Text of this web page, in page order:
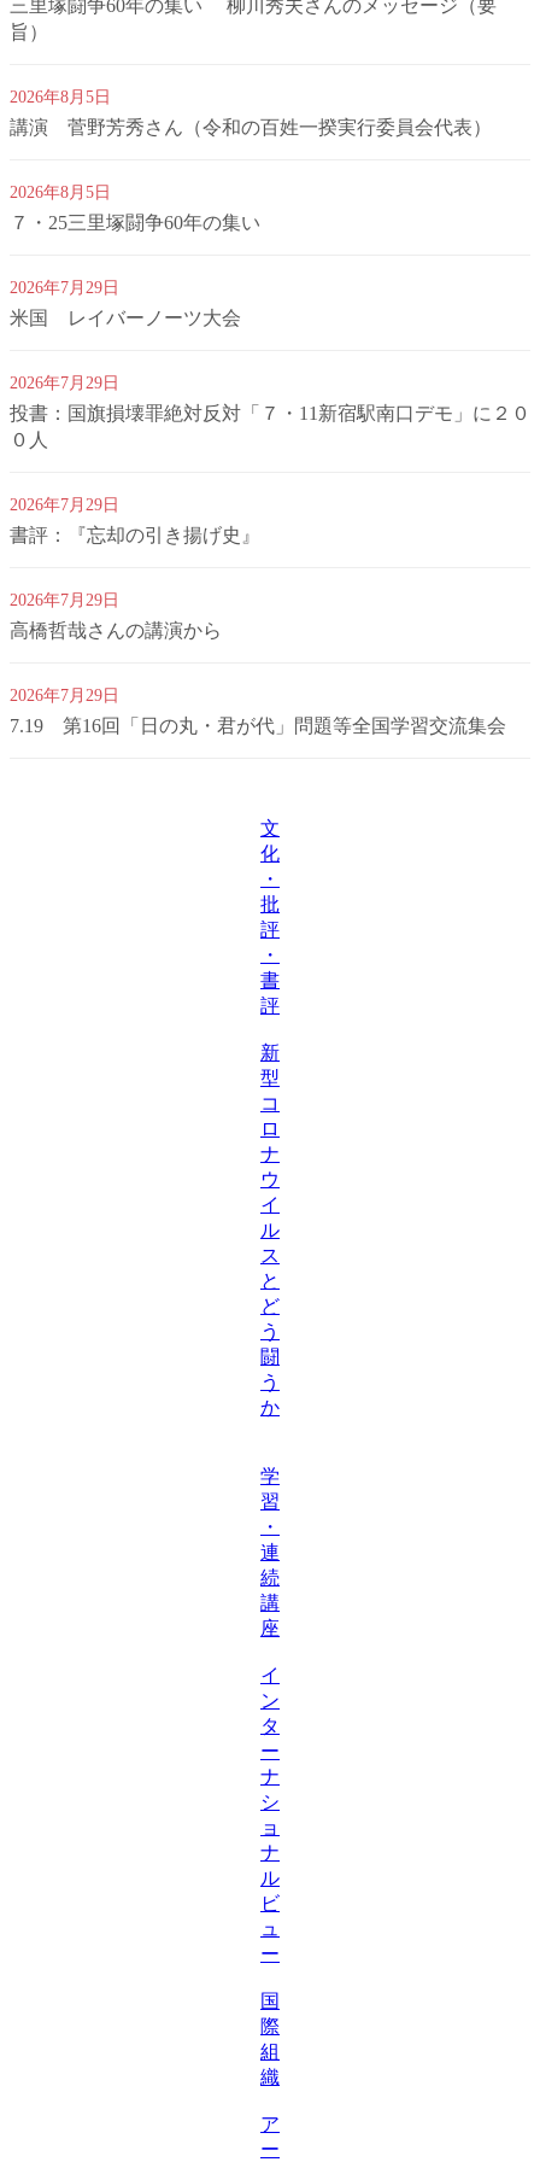
三里塚闘争60年の集い 柳川秀夫さんのメッセージ（要
旨）
2026年8月5日
講演 菅野芳秀さん（令和の百姓一揆実行委員会代表）
2026年8月5日
７・25三里塚闘争60年の集い
2026年7月29日
米国 レイバーノーツ大会
2026年7月29日
投書：国旗損壊罪絶対反対「７・11新宿駅南口デモ」に２０
０人
2026年7月29日
書評：『忘却の引き揚げ史』
2026年7月29日
高橋哲哉さんの講演から
2026年7月29日
7.19 第16回「日の丸・君が代」問題等全国学習交流集会
文
化
・
批
評
・
書
評
新
型
コ
ロ
ナ
ウ
イ
ル
ス
と
ど
う
闘
う
か
学
習
・
連
続
講
座
イ
ン
タ
ー
ナ
シ
ョ
ナ
ル
ビ
ュ
ー
国
際
組
織
ア
ー